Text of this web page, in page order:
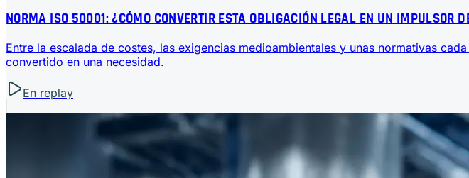
NORMA ISO 50001: ¿CÓMO CONVERTIR ESTA OBLIGACIÓN LEGAL EN UN IMPULSOR
Entre la escalada de costes, las exigencias medioambientales y unas normativas
convertido en una necesidad.
En replay